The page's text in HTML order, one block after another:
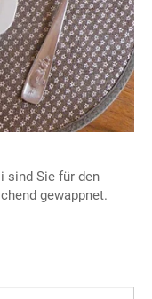
sind Sie für den
gewappnet.